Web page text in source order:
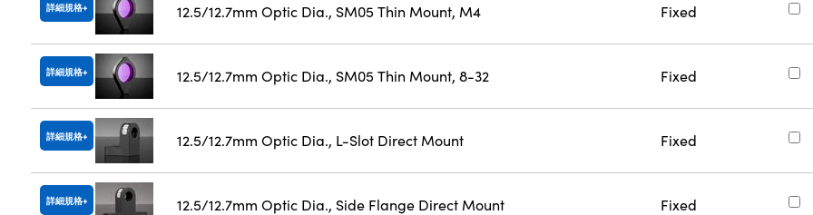
詳細規格 12.5/12.7mm Optic Dia., SM05 Thin Mount, M4 Fixed
詳細規格 12.5/12.7mm Optic Dia., SM05 Thin Mount, 8-32 Fixed
詳細規格 12.5/12.7mm Optic Dia., L-Slot Direct Mount Fixed
詳細規格 12.5/12.7mm Optic Dia., Side Flange Direct Mount Fixed